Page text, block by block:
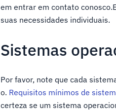
em entrar em contato
suas necessidades individuais.
Sistemas
Por favor, note que cada
o. Requisitos mínimos de
certeza se um sistema